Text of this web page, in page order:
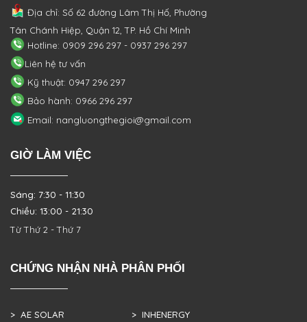
Địa chỉ: Số 62 đường Lâm Thị Hố, Phường
Tân Chánh Hiệp, Quận 12, TP. Hồ Chí Minh
Hotline: 0909 296 297 - 0937 296 297
Liên hệ tư vấn
Kỹ thuật: 0947 296 297
Bảo hành: 0966 296 297
Email: nangluongthegioi@gmail.com
GIỜ LÀM VIỆC
Sáng: 7:30 - 11:30
Chiều: 13:00 - 21:30
Từ Thứ 2 - Thứ 7
CHỨNG NHẬN NHÀ PHÂN PHỐI
> AE SOLAR > INHENERGY